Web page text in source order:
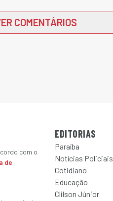
COMENTÁRIOS
com o
de
EDITORIAS
Paraíba
Notícias Policiais
Cotidiano
Educação
Clilson Júnior